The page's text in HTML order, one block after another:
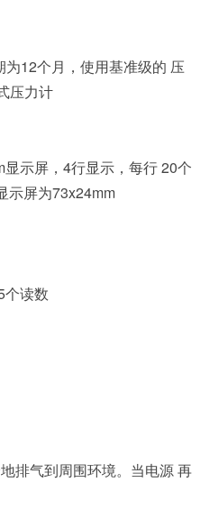
12个月，使用基准级的 压
压力计
示屏，4行显示，每行 20个
示屏为73x24mm
个读数
排气到周围环境。当电源 再